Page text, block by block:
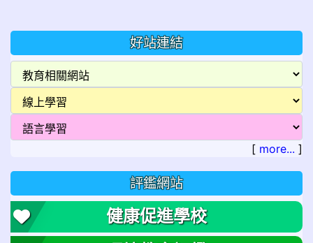
好站連結
[ more... ]
評鑑網站
健康促進學校